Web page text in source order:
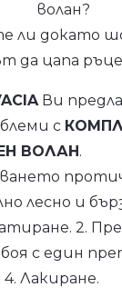
волан?
ли докато
да цапа
Ви
с
ВОЛАН .
лесно и
2.
с един
Лакиране.